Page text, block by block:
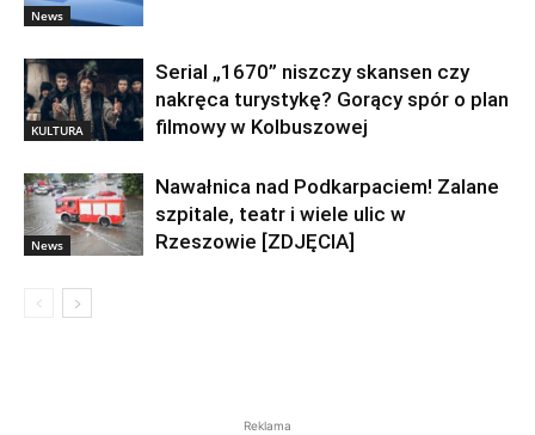
News
KULTURA
Serial „1670” niszczy skansen czy
nakręca turystykę? Gorący spór o plan
filmowy w Kolbuszowej
News
Nawałnica nad Podkarpaciem! Zalane
szpitale, teatr i wiele ulic w
Rzeszowie [ZDJĘCIA]
Reklama